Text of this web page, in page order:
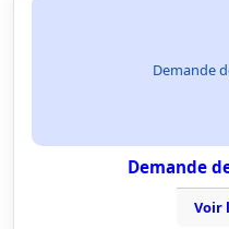
Demande
Demande
Voir